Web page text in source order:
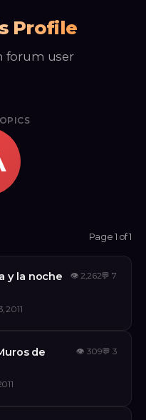
Profile
forum user
Page 1 of 1
y la noche
2011
👁2,262💬7
de
👁 309💬3